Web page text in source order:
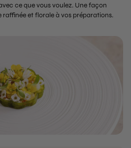
ce que vous voulez. Une façon
et florale à vos préparations.